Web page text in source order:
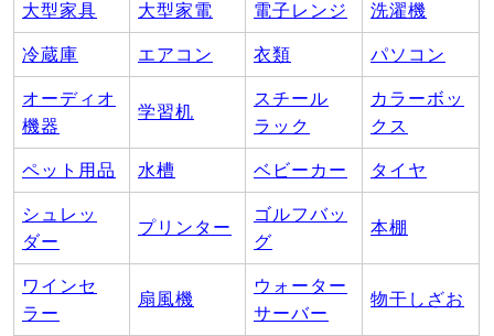
大型家具 大型家電 電子レンジ 洗濯機
冷蔵庫 エアコン 衣類 パソコン
オーディオ
機器
学習机
スチール
ラック
カラーボッ
クス
ペット用品 水槽 ベビーカー タイヤ
シュレッ
ダー
プリンター
ゴルフバッ
グ
本棚
ワインセ
ラー
扇風機
ウォーター
サーバー
物干しざお